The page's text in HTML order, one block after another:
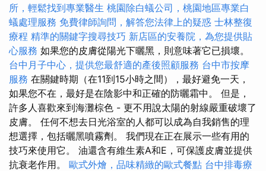
所，輕鬆找到專業醫生 桃園除白蟻公司，桃園地區專業白
蟻處理服務 免費律師詢問，解答您法律上的疑惑 士林整復
療程 精準的關鍵字搜尋技巧 新店區的安養院，為您提供貼
心服務 如果您的皮膚從陽光下曬黑，則意味著它已損壞。
台中月子中心，提供您最舒適的產後照顧服務 台中市按摩
服務 在關鍵時期（在11到15小時之間），最好避免一天，
如果您不在，最好是在陰影中和正確的防曬霜中。 但是，
許多人喜歡來到海灘棕色 - 更不用說太陽的射線嚴重破壞了
皮膚。 任何不想去日光浴室的人都可以成為自我銷售的理
想選擇，包括曬黑噴霧劑。 我們現在正在展示一些有用的
技巧來使用它。 油還含有維生素A和E，可保護皮膚並提供
抗衰老作用。 歐式外燴，品味精緻的歐式餐點 台中排毒療